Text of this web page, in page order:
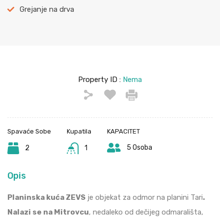
Grejanje na drva
Property ID : Nema
Spavaće Sobe
2
Kupatila
1
KAPACITET
5 Osoba
Opis
Planinska kuća ZEVS je objekat za odmor na planini Tari.
Nalazi se na Mitrovcu, nedaleko od dečijeg odmarališta,